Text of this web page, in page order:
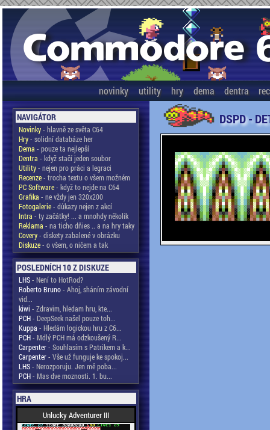
novinky utility hry dema dentra
NAVIGÁTOR
Novinky- hlavně ze světa C64
Hry- solidní databáze her
Dema - pouze ta nejlepší
Dentra - když stačí jeden soubor
Utility- nejen pro práci a legraci
Recenze- trocha textu o všem možném
PC Software- když to nejde na C64
Grafika - ne vždy jen 320x200
Fotogalerie- důkazy nejen z akcí
Intra - ty začátky! ... a mnohdy několik
Reklama - na ticho dňies .. a na hry taky
Covery- diskety zabalené v obrázku
Diskuze- o všem, o ničem a tak
POSLEDNÍCH 10 Z DISKUZE
LHS- Není to HotRod?
Roberto Bruno- Ahoj, sháním závodní
vid...
kiwi - Zdravim, hledam hru, kte...
PCH- DeepSeek našel pouze toh...
Kuppa - Hledám logickou hru z C6...
PCH- Mdlý PCH má odzkoušený R...
Carpenter- Souhlasím s Patrikem a k...
Carpenter- Vše už funguje ke spokoj...
LHS- Nerozporuju. Jen mě poba...
PCH- Mas dve moznosti. 1. bu...
HRA
Unlucky Adventurer III
DSPD -